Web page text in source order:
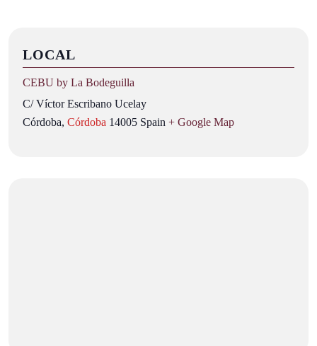
LOCAL
CEBU by La Bodeguilla
C/ Víctor Escribano Ucelay
Córdoba, Córdoba 14005 Spain + Google Map